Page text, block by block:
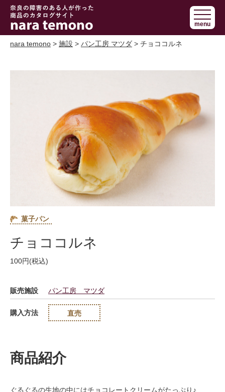
奈良で障害の
ある人の手作
り商品 nara
menu
nara temono > 施設 > パン工房 マツダ > チョココルネ
菓子パン
チョココルネ
100円(税込)
販売施設 パン工房 マツダ
購入方法 直売
商品紹介
ぐるぐるの生地の中にはチョコレートクリームがたっぷり♪